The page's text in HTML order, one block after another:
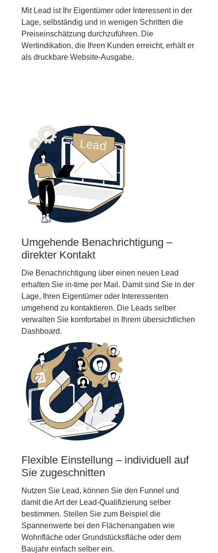
Mit Lead ist Ihr Eigentümer oder Interessent in der
Lage, selbständig und in wenigen Schritten die
Preiseinschätzung durchzuführen. Die
Wertindikation, die Ihren Kunden erreicht, erhält er
als druckbare Website-Ausgabe.
Umgehende Benachrichtigung –
direkter Kontakt
Die Benachrichtigung über einen neuen Lead
erhalten Sie in-time per Mail. Damit sind Sie in der
Lage, Ihren Eigentümer oder Interessenten
umgehend zu kontaktieren. Die Leads selber
verwalten Sie komfortabel in Ihrem übersichtlichen
Dashboard.
Flexible Einstellung – individuell auf
Sie zugeschnitten
Nutzen Sie Lead, können Sie den Funnel und
damit die Art der Lead-Qualifizierung selber
bestimmen. Stellen Sie zum Beispiel die
Spannenwerte bei den Flächenangaben wie
Wohnfläche oder Grundstücksfläche oder dem
Baujahr einfach selber ein.